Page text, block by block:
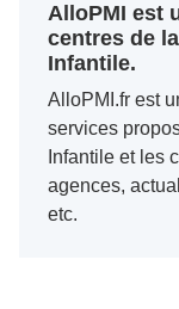
AlloPMI est
centres de
Infantile.
AlloPMI.fr est
services
Infantile et les
agences,
etc.